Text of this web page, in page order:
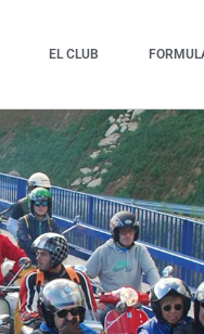
EL CLUB